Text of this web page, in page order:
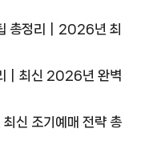
총정리｜2026년 최
｜최신 2026년 완벽
신 조기예매 전략 총